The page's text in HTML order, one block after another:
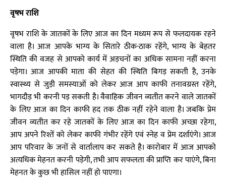
वृषभ राशि
वृषभ राशि के जातकों के लिए आज का दिन मध्यम रूप से फलदायक रहने
वाला है। आज आपके भाग्य के सितारे ठीक-ठाक रहेंगे, भाग्य के बेहतर
स्थिति की वजह से आपको कार्य में अड़चनों का अधिक सामना नहीं करना
पड़ेगा। आज आपकी माता की सेहत की स्थिति बिगड़ सकती है, उनके
स्वास्थ्य से जुड़ी समस्याओं को लेकर आज आप काफी तनावग्रस्त रहेंगे,
भागदौड़ भी करनी पड़ सकती है। वैवाहिक जीवन व्यतीत करने वाले जातकों
के लिए आज का दिन काफी हद तक ठीक नहीं रहेने वाला है। जबकि प्रेम
जीवन व्यतीत कर रहे जातकों के लिए आज का दिन काफी अच्छा रहेगा,
आप अपने रिश्तें को लेकर काफी गंभीर रहेंगे एवं स्नेह व प्रेम दर्शाएंगे। आज
आप परिवार के जनों से वार्तालाप कर सकते है। कारोबार में आज आपको
अत्यधिक मेहनत करनी पड़ेगी, तभी आप सफलता की प्राप्ति कर पाएंगे, बिना
मेहनत के कुछ भी हासिल नहीं हो पाएगा।